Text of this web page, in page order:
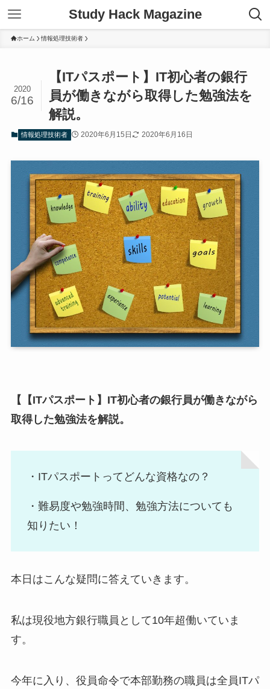
Study Hack Magazine
ホーム 情報処理技術者
【ITパスポート】IT初心者の銀行
員が働きながら取得した勉強法を
解説。
2020
6/16
情報処理技術者 2020年6月15日 2020年6月16日
【【ITパスポート】IT初心者の銀行員が働きながら
取得した勉強法を解説。
・ITパスポートってどんな資格なの？
・難易度や勉強時間、勉強方法についても
知りたい！
本日はこんな疑問に答えていきます。
私は現役地方銀行職員として10年超働いていま
す。
今年に入り、役員命令で本部勤務の職員は全員ITパ